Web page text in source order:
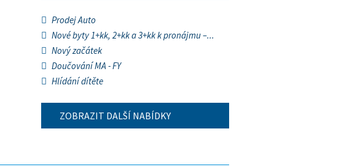
Prodej Auto
Nové byty 1+kk, 2+kk a 3+kk k pronájmu –...
Nový začátek
Doučování MA - FY
Hlídání dítěte
ZOBRAZIT DALŠÍ NABÍDKY